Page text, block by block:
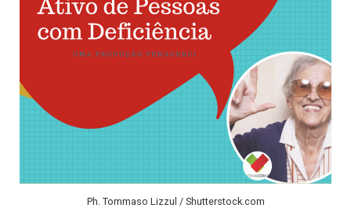
Ph. Tommaso Lizzul / Shutterstock.com